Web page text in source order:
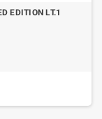
EDITION LT.1